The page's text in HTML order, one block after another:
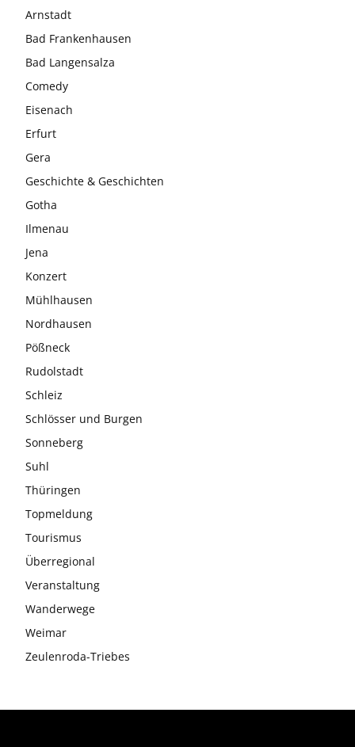
Arnstadt
Bad Frankenhausen
Bad Langensalza
Comedy
Eisenach
Erfurt
Gera
Geschichte & Geschichten
Gotha
Ilmenau
Jena
Konzert
Mühlhausen
Nordhausen
Pößneck
Rudolstadt
Schleiz
Schlösser und Burgen
Sonneberg
Suhl
Thüringen
Topmeldung
Tourismus
Überregional
Veranstaltung
Wanderwege
Weimar
Zeulenroda-Triebes